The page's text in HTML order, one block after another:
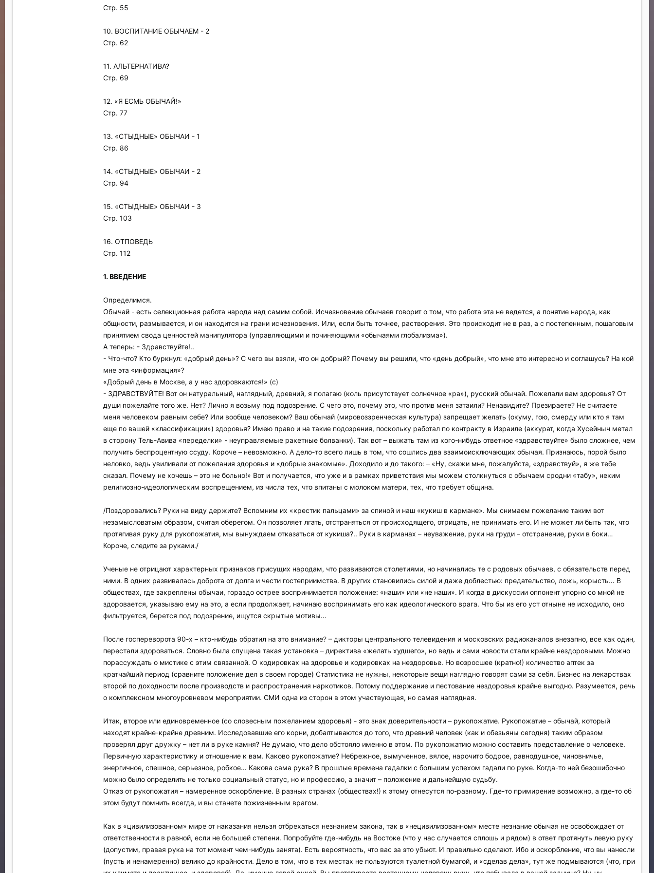
Стр. 55
10. ВОСПИТАНИЕ ОБЫЧАЕМ - 2
Стр. 62
11. АЛЬТЕРНАТИВА?
Стр. 69
12. «Я ЕСМЬ ОБЫЧАЙ!»
Стр. 77
13. «СТЫДНЫЕ» ОБЫЧАИ - 1
Стр. 86
14. «СТЫДНЫЕ» ОБЫЧАИ - 2
Стр. 94
15. «СТЫДНЫЕ» ОБЫЧАИ - 3
Стр. 103
16. ОТПОВЕДЬ
Стр. 112
1. ВВЕДЕНИЕ
Определимся.
Обычай - есть селекционная работа народа над самим собой. Исчезновение обычаев говорит о том, что работа эта не ведется, а понятие народа, как
общности, размывается, и он находится на грани исчезновения. Или, если быть точнее, растворения. Это происходит не в раз, а с постепенным, пошаговым
принятием свода ценностей манипулятора (управляющими и починяющими «обычаями глобализма»).
А теперь: - Здравствуйте!..
- Что-что? Кто буркнул: «добрый день»? С чего вы взяли, что он добрый? Почему вы решили, что «день добрый», что мне это интересно и соглашусь? На кой
мне эта «информация»?
«Добрый день в Москве, а у нас здоровкаются!» (с)
- ЗДРАВСТВУЙТЕ! Вот он натуральный, наглядный, древний, я полагаю (коль присутствует солнечное «ра»), русский обычай. Пожелали вам здоровья? От
души пожелайте того же. Нет? Лично я возьму под подозрение. С чего это, почему это, что против меня затаили? Ненавидите? Презираете? Не считаете
меня человеком равным себе? Или вообще человеком? Ваш обычай (мировоззренческая культура) запрещает желать (окуму, гою, смерду или кто я там
еще по вашей «классификации») здоровья? Имею право и на такие подозрения, поскольку работал по контракту в Израиле (аккурат, когда Хусейныч метал
в сторону Тель-Авива «переделки» - неуправляемые ракетные болванки). Так вот – выжать там из кого-нибудь ответное «здравствуйте» было сложнее, чем
получить беспроцентную ссуду. Короче – невозможно. А дело-то всего лишь в том, что сошлись два взаимоисключающих обычая. Признаюсь, порой было
неловко, ведь увиливали от пожелания здоровья и «добрые знакомые». Доходило и до такого: – «Ну, скажи мне, пожалуйста, «здравствуй», я же тебе
сказал. Почему не хочешь – это не больно!» Вот и получается, что уже и в рамках приветствия мы можем столкнуться с обычаем сродни «табу», неким
религиозно-идеологическим воспрещением, из числа тех, что впитаны с молоком матери, тех, что требует община.
/Поздоровались? Руки на виду держите? Вспомним их «крестик пальцами» за спиной и наш «кукиш в кармане». Мы снимаем пожелание таким вот
незамысловатым образом, считая оберегом. Он позволяет лгать, отстраняться от происходящего, отрицать, не принимать его. И не может ли быть так, что
протягивая руку для рукопожатия, мы вынуждаем отказаться от кукиша?.. Руки в карманах – неуважение, руки на груди – отстранение, руки в боки…
Короче, следите за руками./
Ученые не отрицают характерных признаков присущих народам, что развиваются столетиями, но начинались те с родовых обычаев, с обязательств перед
ними. В одних развивалась доброта от долга и чести гостеприимства. В других становились силой и даже доблестью: предательство, ложь, корысть… В
обществах, где закреплены обычаи, гораздо острее воспринимается положение: «наши» или «не наши». И когда в дискуссии оппонент упорно со мной не
здоровается, указываю ему на это, а если продолжает, начинаю воспринимать его как идеологического врага. Что бы из его уст отныне не исходило, оно
фильтруется, берется под подозрение, ищутся скрытые мотивы…
После госпереворота 90-х – кто-нибудь обратил на это внимание? – дикторы центрального телевидения и московских радиоканалов внезапно, все как один,
перестали здороваться. Словно была спущена такая установка – директива «желать худшего», но ведь и сами новости стали крайне нездоровыми. Можно
порассуждать о мистике с этим связанной. О кодировках на здоровье и кодировках на нездоровье. Но возросшее (кратно!) количество аптек за
кратчайший период (сравните положение дел в своем городе) Статистика не нужны, некоторые вещи наглядно говорят сами за себя. Бизнес на лекарствах
второй по доходности после производств и распространения наркотиков. Потому поддержание и пестование нездоровья крайне выгодно. Разумеется, речь
о комплексном многоуровневом мероприятии. СМИ одна из сторон в этом участвующая, но самая наглядная.
Итак, второе или единовременное (со словесным пожеланием здоровья) - это знак доверительности – рукопожатие. Рукопожатие – обычай, который
находят крайне-крайне древним. Исследовавшие его корни, добалтываются до того, что древний человек (как и обезьяны сегодня) таким образом
проверял друг дружку – нет ли в руке камня? Не думаю, что дело обстояло именно в этом. По рукопожатию можно составить представление о человеке.
Первичную характеристику и отношение к вам. Каково рукопожатие? Небрежное, вымученное, вялое, нарочито бодрое, равнодушное, чиновничье,
энергичное, спешное, серьезное, робкое… Какова сама рука? В прошлые времена гадалки с большим успехом гадали по руке. Когда-то ней безошибочно
можно было определить не только социальный статус, но и профессию, а значит – положение и дальнейшую судьбу.
Отказ от рукопожатия – намеренное оскорбление. В разных странах (обществах!) к этому отнесутся по-разному. Где-то примирение возможно, а где-то об
этом будут помнить всегда, и вы станете пожизненным врагом.
Как в «цивилизованном» мире от наказания нельзя отбрехаться незнанием закона, так в «нецивилизованном» месте незнание обычая не освобождает от
ответственности в равной, если не большей степени. Попробуйте где-нибудь на Востоке (что у нас случается сплошь и рядом) в ответ протянуть левую руку
(допустим, правая рука на тот момент чем-нибудь занята). Есть вероятность, что вас за это убьют. И правильно сделают. Ибо и оскорбление, что вы нанесли
(пусть и ненамеренно) велико до крайности. Дело в том, что в тех местах не пользуются туалетной бумагой, и «сделав дела», тут же подмываются (что, при